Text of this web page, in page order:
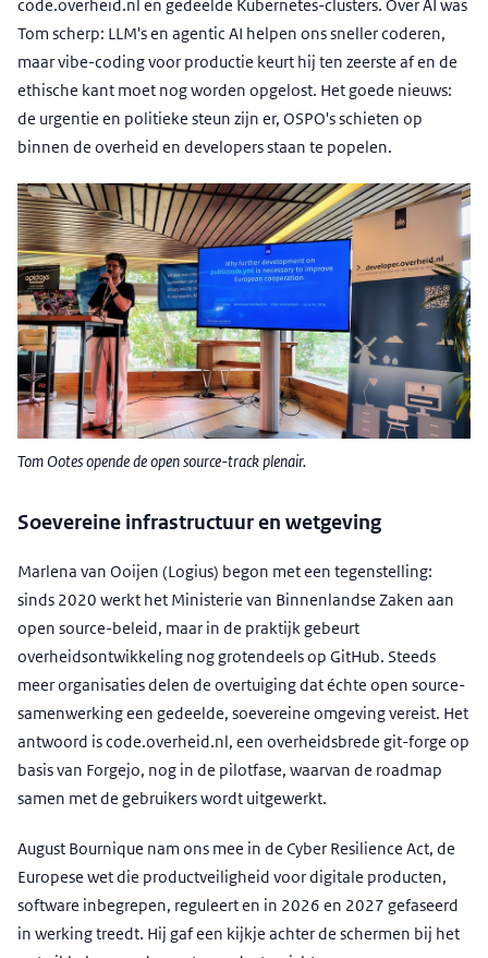
code.overheid.nl en gedeelde Kubernetes-clusters. Over AI was
Tom scherp: LLM's en agentic AI helpen ons sneller coderen,
maar vibe-coding voor productie keurt hij ten zeerste af en de
ethische kant moet nog worden opgelost. Het goede nieuws:
de urgentie en politieke steun zijn er, OSPO's schieten op
binnen de overheid en developers staan te popelen.
Tom Ootes opende de open source-track plenair.
Soevereine infrastructuur en wetgeving
Marlena van Ooijen (Logius) begon met een tegenstelling:
sinds 2020 werkt het Ministerie van Binnenlandse Zaken aan
open source-beleid, maar in de praktijk gebeurt
overheidsontwikkeling nog grotendeels op GitHub. Steeds
meer organisaties delen de overtuiging dat échte open source-
samenwerking een gedeelde, soevereine omgeving vereist. Het
antwoord is code.overheid.nl, een overheidsbrede git-forge op
basis van Forgejo, nog in de pilotfase, waarvan de roadmap
samen met de gebruikers wordt uitgewerkt.
August Bournique nam ons mee in de Cyber Resilience Act, de
Europese wet die productveiligheid voor digitale producten,
software inbegrepen, reguleert en in 2026 en 2027 gefaseerd
in werking treedt. Hij gaf een kijkje achter de schermen bij het